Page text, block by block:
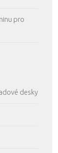
pro
desky